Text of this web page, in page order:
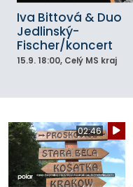
Iva Bittová & Duo
Jedlinský-
Fischer/koncert
15.9. 18:00, Celý MS kraj
02:46